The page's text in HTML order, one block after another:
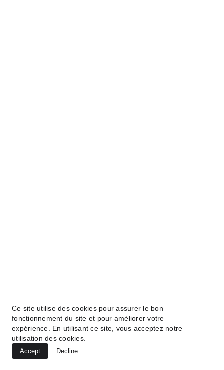
Ce site utilise des cookies pour assurer le bon
fonctionnement du site et pour améliorer votre
expérience. En utilisant ce site, vous acceptez notre
utilisation des cookies.
Accept Decline